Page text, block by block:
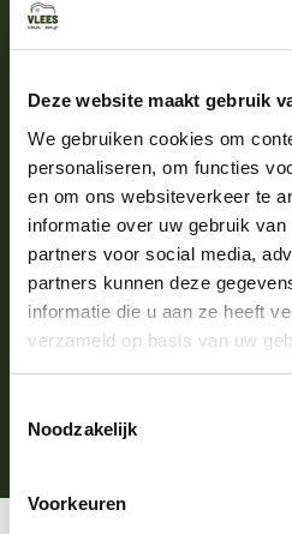
Deze website maakt gebruik
We gebruiken cookies om
personaliseren, om functies
en om ons websiteverkeer te
informatie over uw gebruik
partners voor social media,
partners kunnen deze
informatie die u aan ze heeft
verzameld op basis van uw
Noodzakelijk
Voorkeuren
Wacht niet langer!
bent of gewoonweg wilt
eenvoud van koken, de
voor je klaar. Verander
ontdek nieuwe smaken
voordelen van deze
kookmethode. Voeg
vleugje gemak toe aan je
en bekijk onze
hieronder!